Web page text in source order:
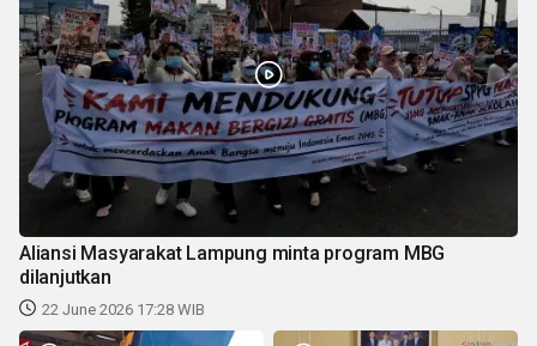
Aliansi Masyarakat Lampung minta program MBG
dilanjutkan
22 June 2026 17:28 WIB